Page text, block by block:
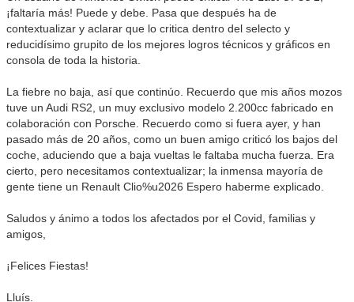
¡faltaría más! Puede y debe. Pasa que después ha de
contextualizar y aclarar que lo critica dentro del selecto y
reducidísimo grupito de los mejores logros técnicos y gráficos en
consola de toda la historia.
La fiebre no baja, así que continúo. Recuerdo que mis años mozos
tuve un Audi RS2, un muy exclusivo modelo 2.200cc fabricado en
colaboración con Porsche. Recuerdo como si fuera ayer, y han
pasado más de 20 años, como un buen amigo criticó los bajos del
coche, aduciendo que a baja vueltas le faltaba mucha fuerza. Era
cierto, pero necesitamos contextualizar; la inmensa mayoría de
gente tiene un Renault Clio%u2026 Espero haberme explicado.
Saludos y ánimo a todos los afectados por el Covid, familias y
amigos,
¡Felices Fiestas!
Lluís.